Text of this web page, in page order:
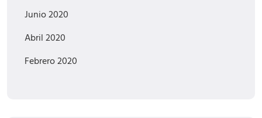
Junio 2020
Abril 2020
Febrero 2020